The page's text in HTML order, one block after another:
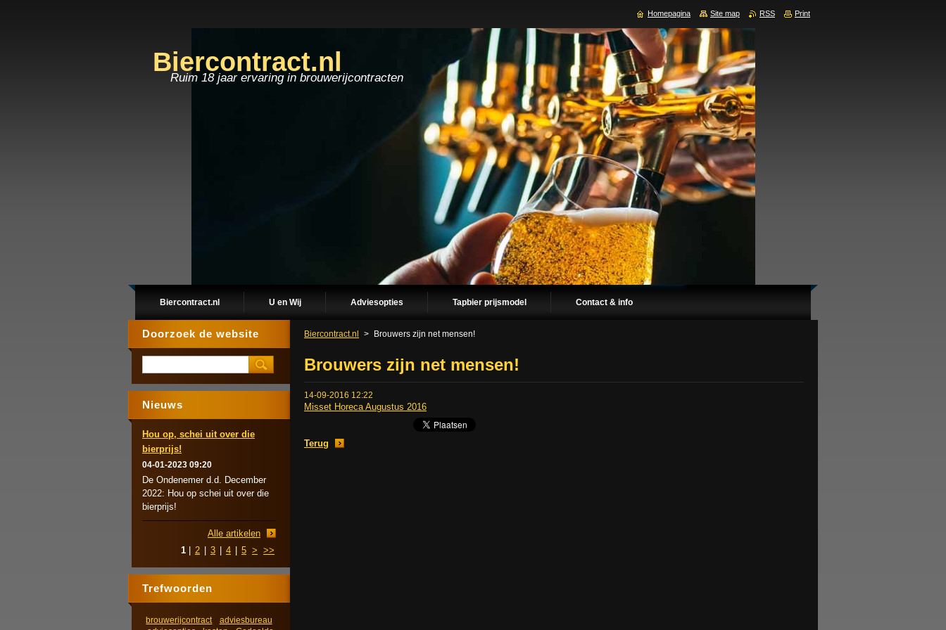
Biercontract.nl
Ruim 18 jaar ervaring in brouwerijcontracten
Biercontract.nl U en Wij Adviesopties Tapbier prijsmodel Contact & info
Biercontract.nl > Brouwers zijn net mensen!
Brouwers zijn net mensen!
14-09-2016 12:22
Misset Horeca Augustus 2016
Terug
Doorzoek de website
Nieuws
Hou op, schei uit over die
bierprijs!
04-01-2023 09:20
De Ondenemer d.d. December
2022: Hou op schei uit over die
bierprijs!
Alle artikelen
1
2 3 4 5 > >>
Trefwoorden
brouwerijcontract
adviesbureau
Homepagina Site map RSS Print